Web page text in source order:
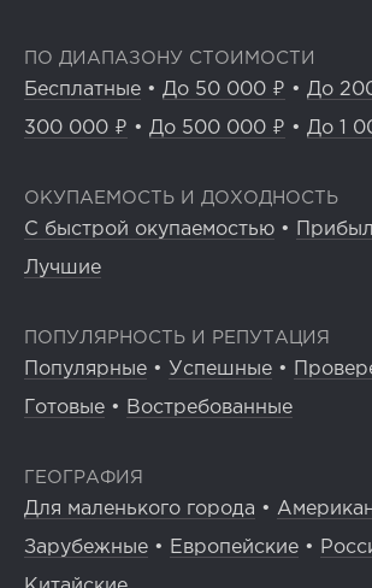
ПО ДИАПАЗОНУ СТОИМОСТИ
Бесплатные • До 50 000 ₽ • До
300 000 ₽ • До 500 000 ₽ • До 1
ОКУПАЕМОСТЬ И ДОХОДНОСТЬ
С быстрой окупаемостью •
Лучшие
ПОПУЛЯРНОСТЬ И РЕПУТАЦИЯ
Популярные • Успешные •
Готовые • Востребованные
ГЕОГРАФИЯ
Для маленького города •
Зарубежные • Европейские •